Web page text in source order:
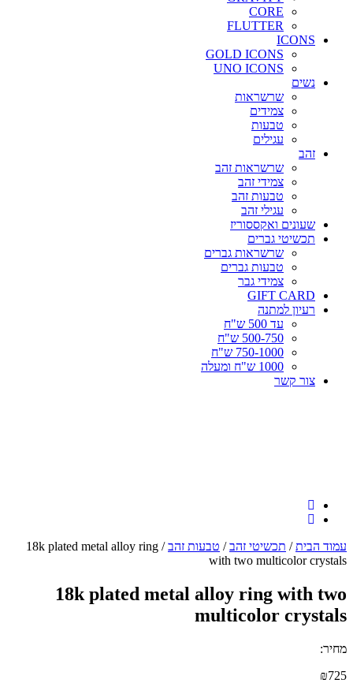
CORE
FLUTTER
ICONS
GOLD ICONS
UNO ICONS
נשים
שרשראות
צמידים
טבעות
עגילים
זהב
שרשראות זהב
צמידי זהב
טבעות זהב
עגילי זהב
שעונים ואקססוריז
תכשיטי גברים
שרשראות גברים
טבעות גברים
צמידי גבר
GIFT CARD
רעיון למתנה
עד 500 ש"ח
500-750 ש"ח
750-1000 ש"ח
1000 ש"ח ומעלה
צור קשר
עמוד הבית/ תכשיטי זהב/ טבעות זהב
/ 18k plated metal alloy ring
with two multicolor crystals
18k plated metal alloy ring with two
multicolor crystals
מחיר:
₪725